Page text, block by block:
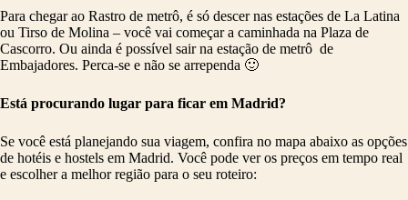
Para chegar ao Rastro de metrô, é só descer nas estações de La Latina
ou Tirso de Molina – você vai começar a caminhada na Plaza de
Cascorro. Ou ainda é possível sair na estação de metrô de
Embajadores. Perca-se e não se arrependa 🙂
Está procurando lugar para ficar em Madrid?
Se você está planejando sua viagem, confira no mapa abaixo as opções
de hotéis e hostels em Madrid. Você pode ver os preços em tempo real
e escolher a melhor região para o seu roteiro: